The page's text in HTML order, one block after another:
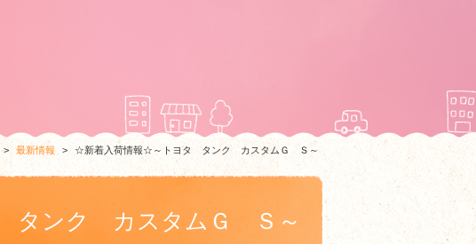
> 最新情報 > ☆新着入荷情報☆～トヨタ タンク カスタムＧ Ｓ～
タンク カスタムＧ Ｓ～